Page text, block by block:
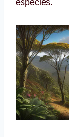
especies.